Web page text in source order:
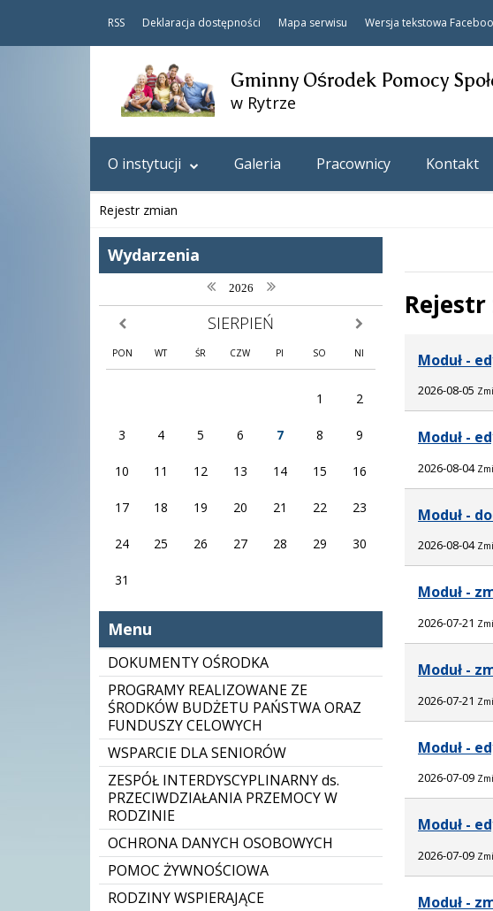
RSS Deklaracja dostępności Mapa serwisu Wersja tekstowa
Gminny Ośrodek Pomocy
w Rytrze
O instytucji Galeria Pracownicy Kontakt
Rejestr zmian
Wydarzenia
poprzedni rok
2026 następny rok
poprzedni miesiąc SIERPIEŃ następny miesiąc
PON WT ŚR CZW PI SO NI
1 2
3 4 5 6 7 8 9
10 11 12 13 14 15 16
17 18 19 20 21 22 23
24 25 26 27 28 29 30
31
Menu
DOKUMENTY OŚRODKA
PROGRAMY REALIZOWANE ZE
ŚRODKÓW BUDŻETU PAŃSTWA ORAZ
FUNDUSZY CELOWYCH
WSPARCIE DLA SENIORÓW
ZESPÓŁ INTERDYSCYPLINARNY ds.
PRZECIWDZIAŁANIA PRZEMOCY W
RODZINIE
OCHRONA DANYCH OSOBOWYCH
POMOC ŻYWNOŚCIOWA
RODZINY WSPIERAJĄCE
Moduł -
2026-08-05
Moduł -
2026-08-04
Moduł -
2026-08-04
Moduł -
2026-07-21
Moduł -
2026-07-21
Moduł -
2026-07-09
Moduł -
2026-07-09
Moduł -